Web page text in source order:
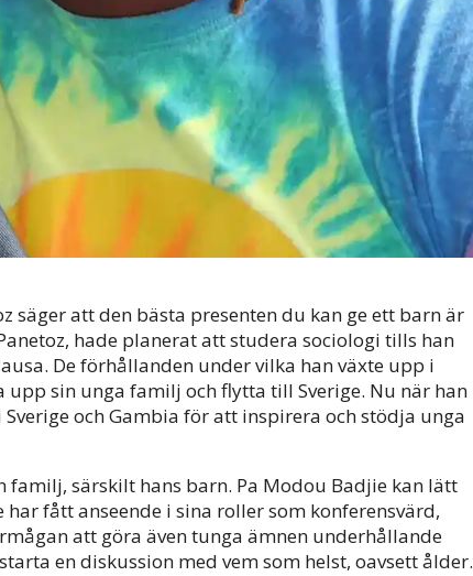
säger att den bästa presenten du kan ge ett barn är
hade planerat att studera sociologi tills han
De förhållanden under vilka han växte upp i
sin unga familj och flytta till Sverige. Nu när han
och Gambia för att inspirera och stödja unga
familj, särskilt hans barn. Pa Modou Badjie kan lätt
fått anseende i sina roller som konferensvärd,
att göra även tunga ämnen underhållande
en diskussion med vem som helst, oavsett ålder.